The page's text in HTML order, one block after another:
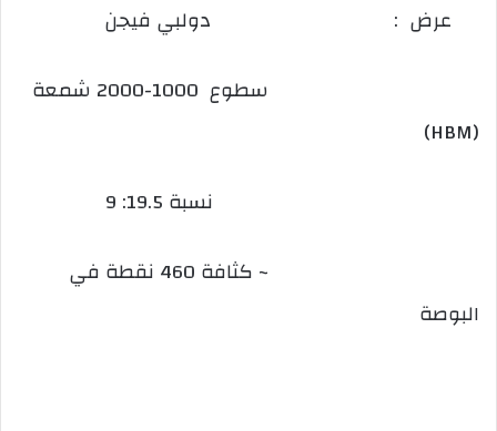
عرض :
دولبي فيجن
سطوع 1000-2000 شمعة
(HBM)
نسبة 19.5: 9
~ كثافة 460 نقطة في
البوصة